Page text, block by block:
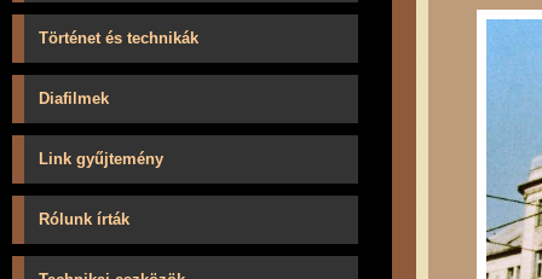
Történet és technikák
Diafilmek
Link gyűjtemény
Rólunk írták